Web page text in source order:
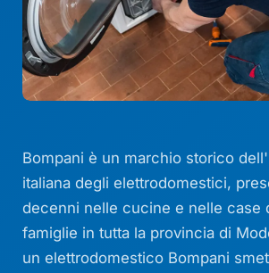
Bompani è un marchio storico
italiana degli elettrodomestici,
decenni nelle cucine e nelle case
famiglie in tutta la provincia di
un elettrodomestico Bompani